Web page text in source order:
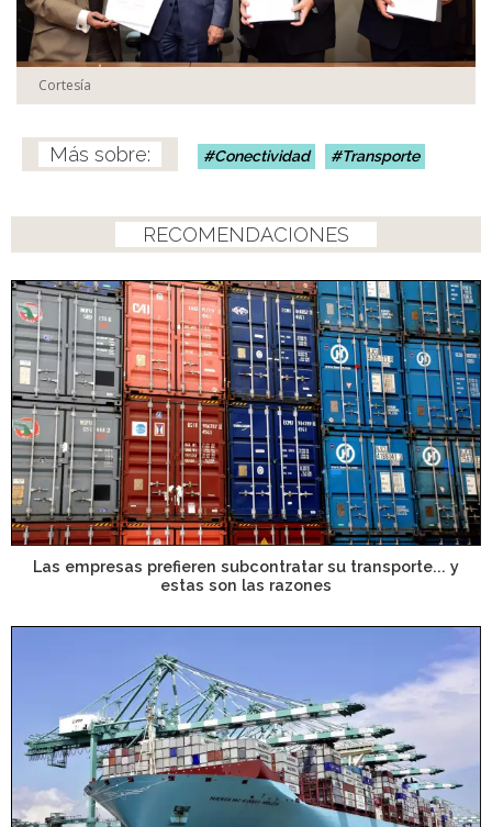
Cortesía
Conectividad Transporte
RECOMENDACIONES
Las empresas prefieren subcontratar su transporte... y
estas son las razones